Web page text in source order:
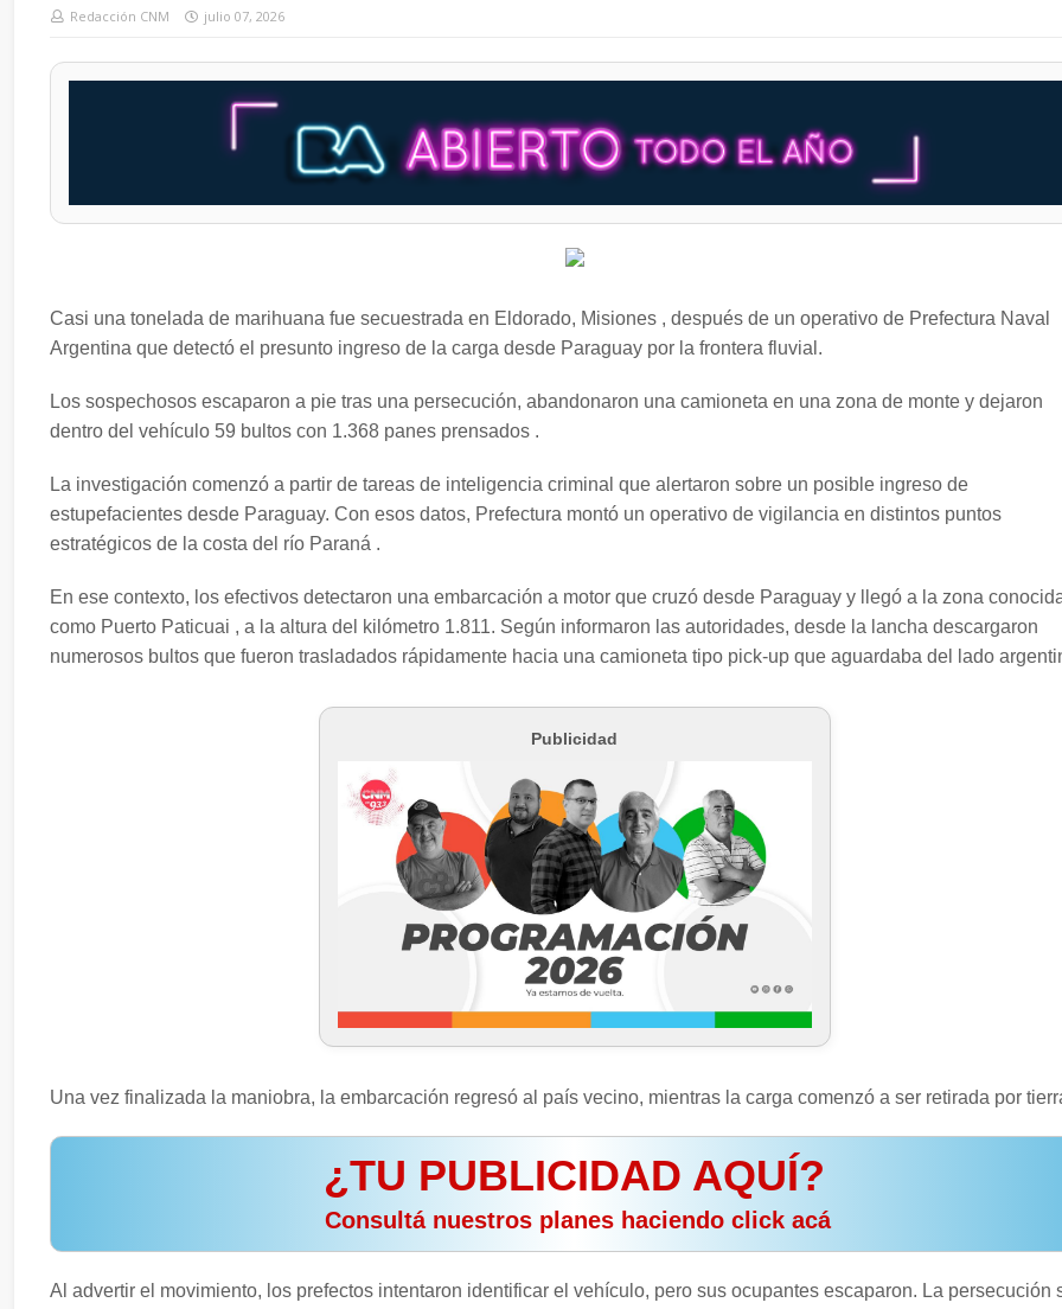
Redacción CNM julio 07, 2026
Casi una tonelada de marihuana fue secuestrada en Eldorado, Misiones , después de un operativo de Prefectura Naval
Argentina que detectó el presunto ingreso de la carga desde Paraguay por la frontera fluvial.
Los sospechosos escaparon a pie tras una persecución, abandonaron una camioneta en una zona de monte y dejaron
dentro del vehículo 59 bultos con 1.368 panes prensados .
La investigación comenzó a partir de tareas de inteligencia criminal que alertaron sobre un posible ingreso de
estupefacientes desde Paraguay. Con esos datos, Prefectura montó un operativo de vigilancia en distintos puntos
estratégicos de la costa del río Paraná .
En ese contexto, los efectivos detectaron una embarcación a motor que cruzó desde Paraguay y llegó a la zona
como Puerto Paticuai , a la altura del kilómetro 1.811. Según informaron las autoridades, desde la lancha descargaron
numerosos bultos que fueron trasladados rápidamente hacia una camioneta tipo pick-up que aguardaba del lado
Publicidad
Una vez finalizada la maniobra, la embarcación regresó al país vecino, mientras la carga comenzó a ser retirada por
¿TU PUBLICIDAD AQUÍ?
️ Consultá nuestros planes haciendo click acá
Al advertir el movimiento, los prefectos intentaron identificar el vehículo, pero sus ocupantes escaparon. La persecución